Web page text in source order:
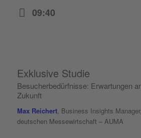
09:40
Exklusive Studie
Besucherbedürfnisse: Erwartungen
Zukunft
Max Reichert, Business Insights
deutschen Messewirtschaft – AUMA